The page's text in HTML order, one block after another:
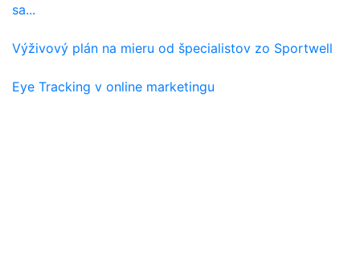
sa...
Výživový plán na mieru od špecialistov zo Sportwell
Eye Tracking v online marketingu